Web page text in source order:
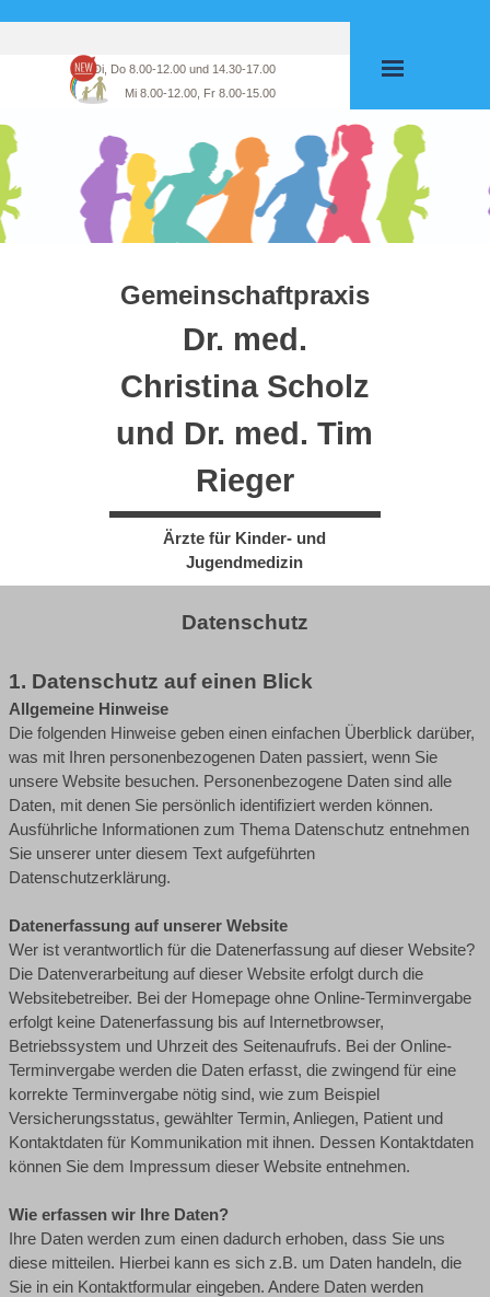
Mo, Di, Do 8.00-12.00 und 14.30-17.00
Mi 8.00-12.00, Fr 8.00-15.00
Gemeinschaftpraxis
Dr. med.
Christina Scholz
und Dr. med. Tim
Rieger
Ärzte für Kinder- und
Jugendmedizin
Datenschutz
1. Datenschutz auf einen Blick
Allgemeine Hinweise
Die folgenden Hinweise geben einen einfachen Überblick darüber,
was mit Ihren personenbezogenen Daten passiert, wenn Sie
unsere Website besuchen. Personenbezogene Daten sind alle
Daten, mit denen Sie persönlich identifiziert werden können.
Ausführliche Informationen zum Thema Datenschutz entnehmen
Sie unserer unter diesem Text aufgeführten
Datenschutzerklärung.
Datenerfassung auf unserer Website
Wer ist verantwortlich für die Datenerfassung auf dieser Website?
Die Datenverarbeitung auf dieser Website erfolgt durch die
Websitebetreiber. Bei der Homepage ohne Online-Terminvergabe
erfolgt keine Datenerfassung bis auf Internetbrowser,
Betriebssystem und Uhrzeit des Seitenaufrufs. Bei der Online-
Terminvergabe werden die Daten erfasst, die zwingend für eine
korrekte Terminvergabe nötig sind, wie zum Beispiel
Versicherungsstatus, gewählter Termin, Anliegen, Patient und
Kontaktdaten für Kommunikation mit ihnen. Dessen Kontaktdaten
können Sie dem Impressum dieser Website entnehmen.
Wie erfassen wir Ihre Daten?
Ihre Daten werden zum einen dadurch erhoben, dass Sie uns
diese mitteilen. Hierbei kann es sich z.B. um Daten handeln, die
Sie in ein Kontaktformular eingeben. Andere Daten werden